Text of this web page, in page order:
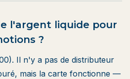
l'argent liquide pour
?
Il n'y a pas de distributeur
mais la carte fonctionne —